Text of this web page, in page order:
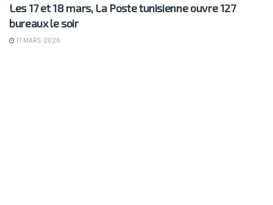
Les 17 et 18 mars, La Poste tunisienne ouvre 127
bureaux le soir
17 MARS 2026